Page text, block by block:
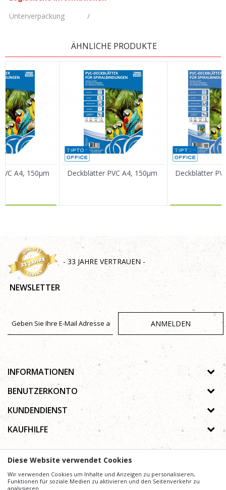
Unterverpackung
/
Vorname/ Nick
E-Mail
Nachricht
ÄHNLICHE PRODUKTE
A4, 150µm Deckblätter PVC A4, 150µm Deckblätter
- 33 JAHRE VERTRAUEN -
NEWSLETTER
ANMELDEN
INFORMATIONEN
Über uns
Geschäfte
Zusammenarbeit
BENUTZERKONTO
Registrierungsanweisungen
Passwort vergessen
KUNDENDIENST
Datenschutz-Bestimmungen
Nutzungsbedingungen
KAUFHILFE
Häufig gestellte Fragen
Wir geben unsMühe,die Beschreibung von Produkten, Anzeige von Bildern und
Preise präzise und Profesionell wie möglich zu gestalten. Wir können jedoch nicht
garantieren, dass alle Informationen vollständig und fehlerfrei sind.
Diese Website verwendet Cookies
Wir verwenden Cookies um Inhalte und Anzeigen zu personalisieren,
Funktionen für soziale Medien zu aktivieren und den Seitenverkehr zu
analysieren.